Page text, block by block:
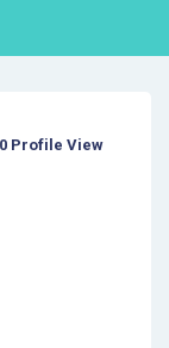
Profile View